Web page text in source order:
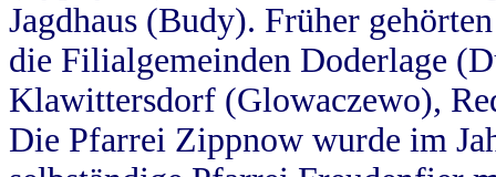
Jagdhaus (Budy). Früher
die Filialgemeinden Doderlage
Klawittersdorf (Glowaczewo),
Die Pfarrei Zippnow wurde im